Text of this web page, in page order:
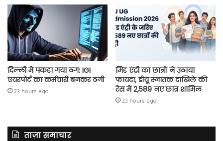
दिल्ली में पकड़ा गया ठग: IGI
एयरपोर्ट का कर्मचारी बनकर ठगी
23 hours ago
मिड एंट्री का छात्रों ने उठाया
फायदा, डीयू स्नातक दाखिले की
रेस में 2,589 नए छात्र शामिल
23 hours ago
ताज़ा समाचार